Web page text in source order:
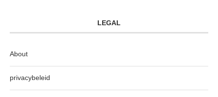
LEGAL
About
privacybeleid